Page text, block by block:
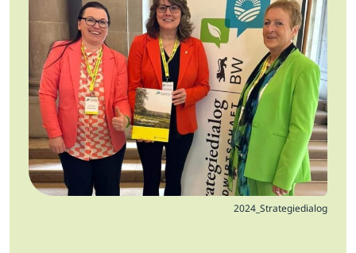
Login
Mitglied werden
2024_Strategiedialog